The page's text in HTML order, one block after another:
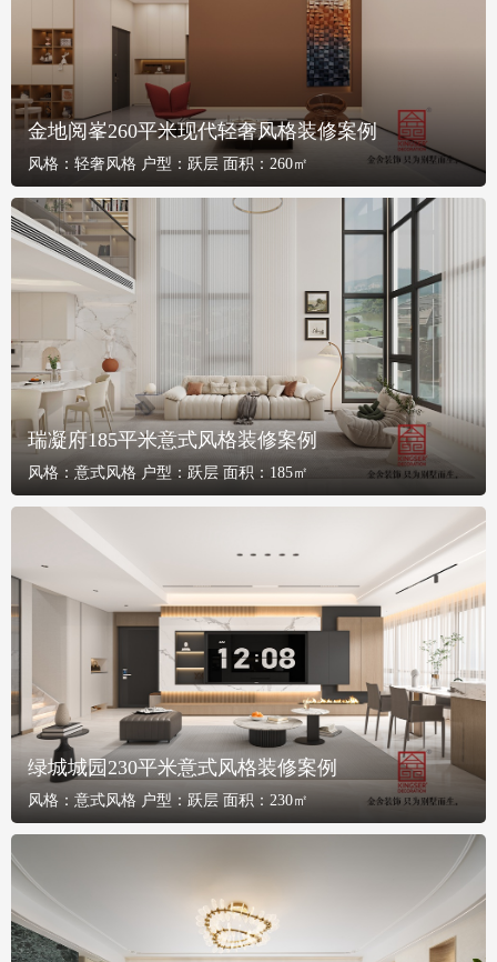
金地阅峯260平米现代轻奢风格装修案例
风格： 轻奢风格 户型： 跃层 面积： 260㎡
瑞凝府185平米意式风格装修案例
风格： 意式风格 户型： 跃层 面积： 185㎡
绿城城园230平米意式风格装修案例
风格： 意式风格 户型： 跃层 面积： 230㎡